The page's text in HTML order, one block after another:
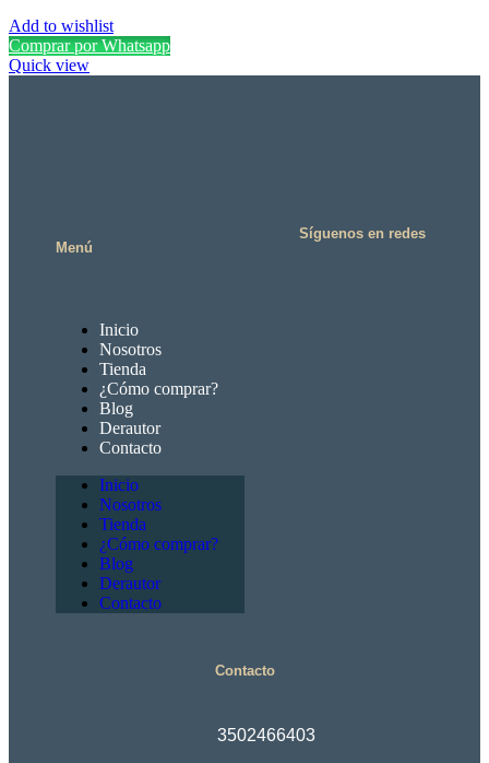
Add to wishlist
Comprar por Whatsapp
Quick view
Menú
Inicio
Nosotros
Tienda
¿Cómo comprar?
Blog
Derautor
Contacto
Inicio
Nosotros
Tienda
¿Cómo comprar?
Blog
Derautor
Contacto
Síguenos en redes
Contacto
3502466403